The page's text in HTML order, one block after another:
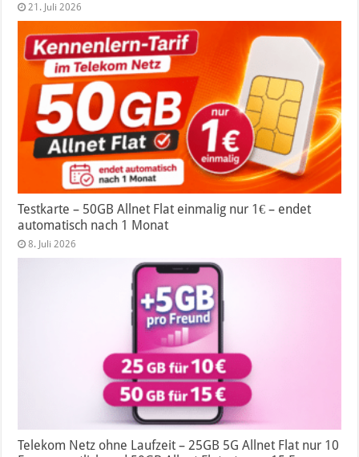
21. Juli 2026
Testkarte – 50GB Allnet Flat einmalig nur 1€ – endet
automatisch nach 1 Monat
8. Juli 2026
Telekom Netz ohne Laufzeit – 25GB 5G Allnet Flat nur 10